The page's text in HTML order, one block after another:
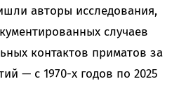
авторы исследования,
случаев
контактов приматов за
— с 1970-х годов по 2025